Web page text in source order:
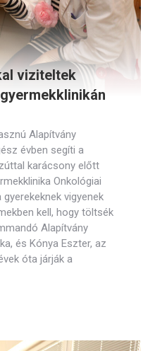
viziteltek
Alapítvány
évben segíti a
karácsony előtt
Onkológiai
vigyenek
kell, hogy töltsék
Alapítvány
és Kónya Eszter, az
óta járják a